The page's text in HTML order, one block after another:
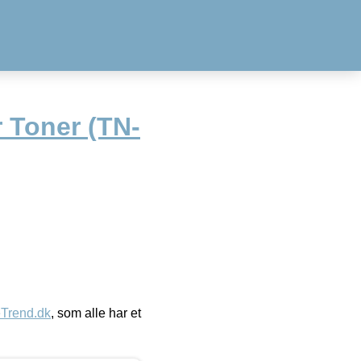
(TN-
, som alle har et